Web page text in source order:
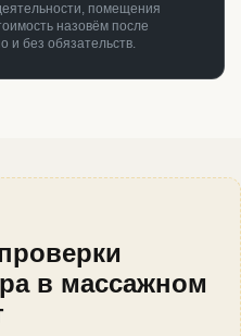
помещения
назовём после
и без обязательств.
в массажном